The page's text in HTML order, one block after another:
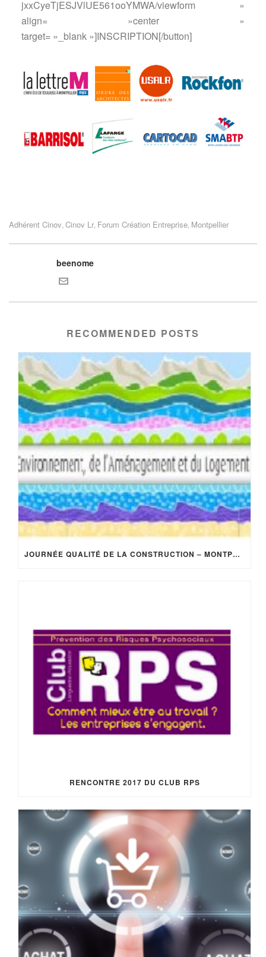
jxxCyeTjESJVlUE561ooYMWA/viewform »
align= »center »
target= »_blank »]INSCRIPTION[/button]
Adhérent Cinov Cinov Lr Forum Création Entreprise Montpellier
beenome
RECOMMENDED POSTS
JOURNÉE QUALITÉ DE LA CONSTRUCTION – MONTPELLIER LE 20 MARS
RENCONTRE 2017 DU CLUB RPS